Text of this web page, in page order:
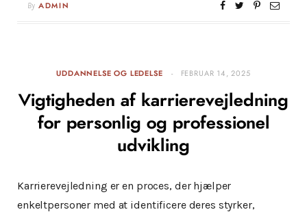
By ADMIN
UDDANNELSE OG LEDELSE FEBRUAR 14, 2025
Vigtigheden af karrierevejledning
for personlig og professionel
udvikling
Karrierevejledning er en proces, der hjælper
enkeltpersoner med at identificere deres styrker,